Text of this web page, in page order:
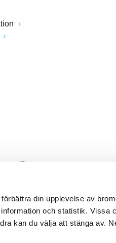
din upplevelse av
och statistik. Vissa
kan du välja att stänga av.